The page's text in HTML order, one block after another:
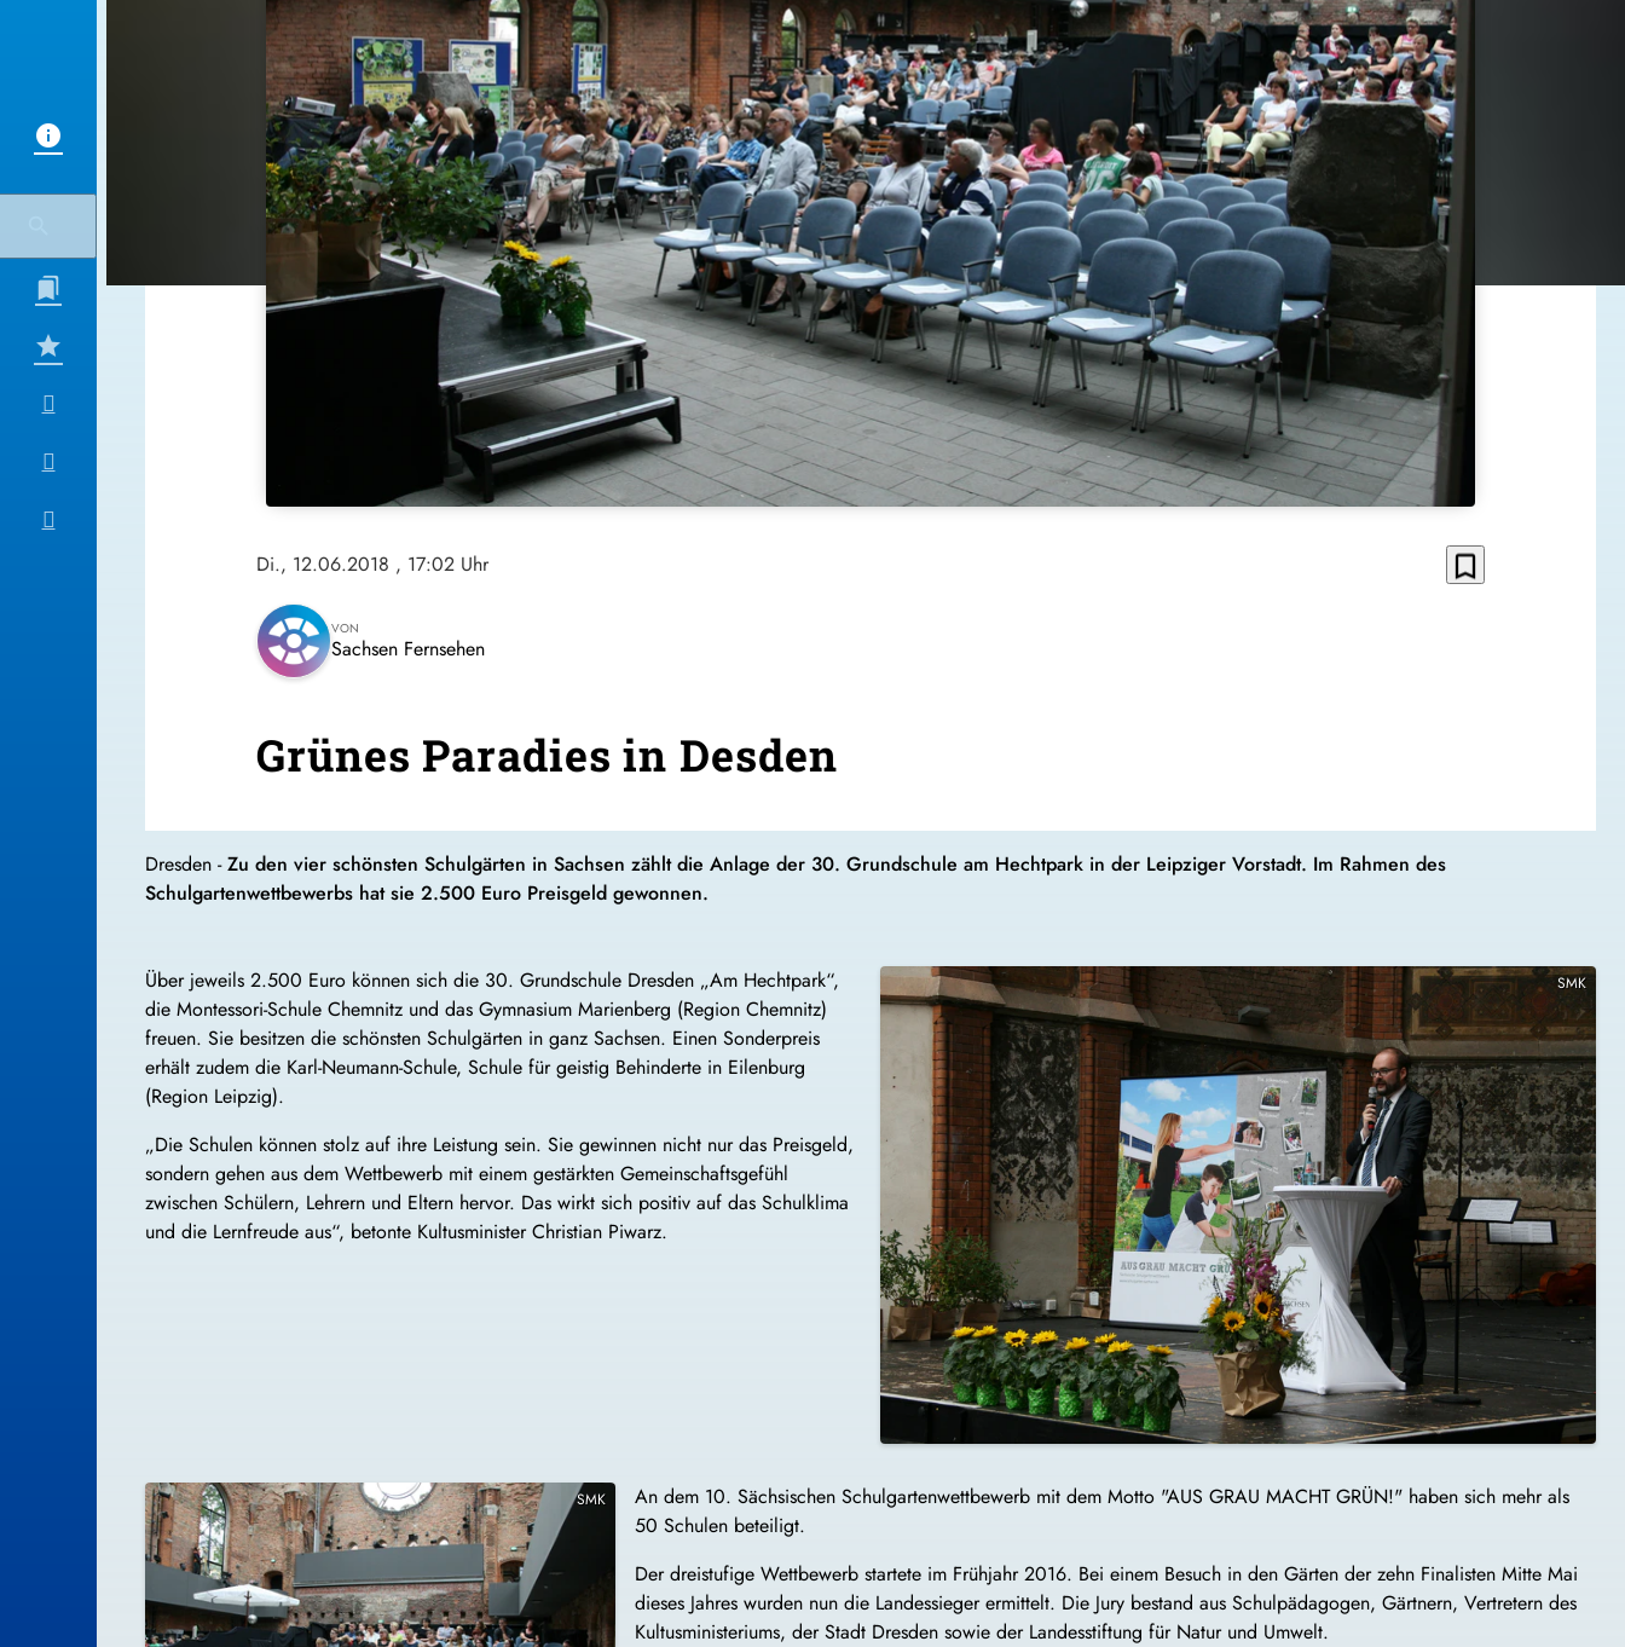
Di., 12.06.2018 , 17:02 Uhr bookmark_border
VON
Sachsen Fernsehen
Grünes Paradies in Desden
Dresden -Zu den vier schönsten Schulgärten in Sachsen zählt die Anlage der 30. Grundschule am Hechtpark in der Leipziger Vorstadt. Im Rahmen des
Schulgartenwettbewerbs hat sie 2.500 Euro Preisgeld gewonnen.
Über jeweils 2.500 Euro können sich die 30. Grundschule Dresden „Am Hechtpark“,
die Montessori-Schule Chemnitz und das Gymnasium Marienberg (Region Chemnitz)
freuen. Sie besitzen die schönsten Schulgärten in ganz Sachsen. Einen Sonderpreis
erhält zudem die Karl-Neumann-Schule, Schule für geistig Behinderte in Eilenburg
(Region Leipzig).
„Die Schulen können stolz auf ihre Leistung sein. Sie gewinnen nicht nur das Preisgeld,
sondern gehen aus dem Wettbewerb mit einem gestärkten Gemeinschaftsgefühl
zwischen Schülern, Lehrern und Eltern hervor. Das wirkt sich positiv auf das Schulklima
und die Lernfreude aus“, betonte Kultusminister Christian Piwarz.
SMK
SMK
An dem 10. Sächsischen Schulgartenwettbewerb mit dem Motto "AUS GRAU MACHT GRÜN!" haben sich mehr als
50 Schulen beteiligt.
Der dreistufige Wettbewerb startete im Frühjahr 2016. Bei einem Besuch in den Gärten der zehn Finalisten Mitte Mai
dieses Jahres wurden nun die Landessieger ermittelt. Die Jury bestand aus Schulpädagogen, Gärtnern, Vertretern des
Kultusministeriums, der Stadt Dresden sowie der Landesstiftung für Natur und Umwelt.